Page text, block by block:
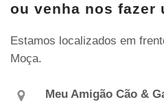
ou venha nos fazer
Estamos localizados em
Moça.
Meu Amigão Cão &